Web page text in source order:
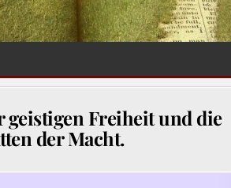
geistigen Freiheit und die
der Macht.